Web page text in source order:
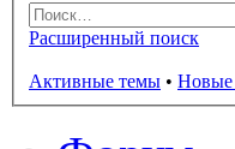
Расширенный поиск
Активные темы • Новые